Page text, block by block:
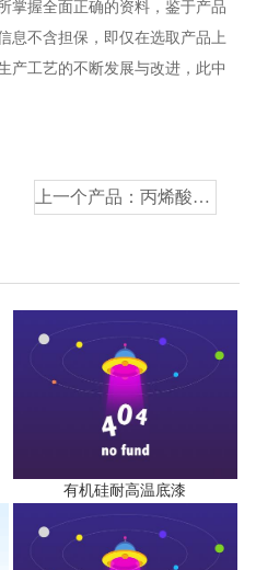
掌握全面正确的资料，鉴于产品
息不含担保，即仅在选取产品上
产工艺的不断发展与改进，此中
上一个产品： 丙烯酸锤纹漆
有机硅耐高温底漆